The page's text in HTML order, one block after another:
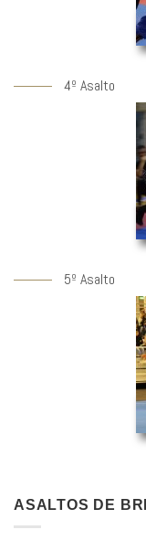
4º Asalto
5º Asalto
ASALTOS DE